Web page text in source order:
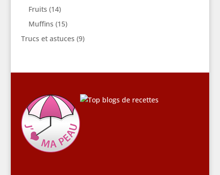
Fruits (14)
Muffins (15)
Trucs et astuces (9)